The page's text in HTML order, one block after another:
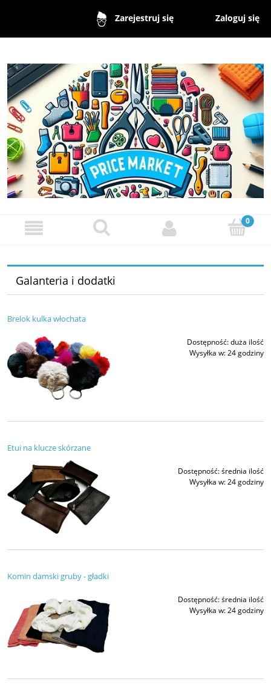
Zarejestruj się Zaloguj się
Galanteria i dodatki
Brelok kulka włochata
Dostępność:duża ilość
Wysyłka w:24 godziny
Etui na klucze skórzane
Dostępność:średnia ilość
Wysyłka w:24 godziny
Komin damski gruby - gładki
Dostępność:średnia ilość
Wysyłka w:24 godziny